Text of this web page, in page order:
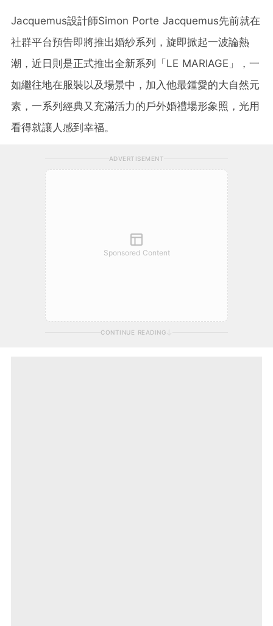
Jacquemus設計師Simon Porte Jacquemus先前就在
社群平台預告即將推出婚紗系列，旋即掀起一波論熱
潮，近日則是正式推出全新系列「LE MARIAGE」，一
如繼往地在服裝以及場景中，加入他最鍾愛的大自然元
素，一系列經典又充滿活力的戶外婚禮場形象照，光用
看得就讓人感到幸福。
ADVERTISEMENT
Sponsored Content
CONTINUE READING